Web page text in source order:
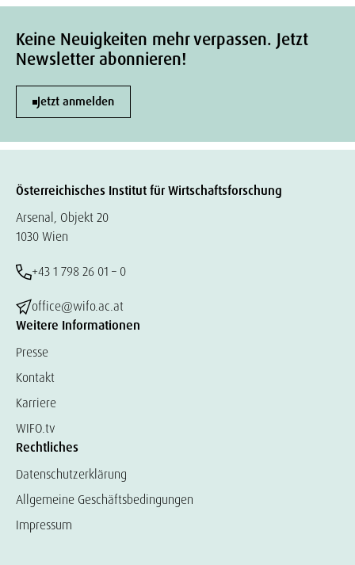
Keine Neuigkeiten mehr verpassen. Jetzt
Newsletter abonnieren!
Jetzt anmelden
Österreichisches Institut für Wirtschaftsforschung
Arsenal, Objekt 20
1030 Wien
+43 1 798 26 01 – 0
office@wifo.ac.at
Weitere Informationen
Presse
Kontakt
Karriere
WIFO.tv
Rechtliches
Datenschutzerklärung
Allgemeine Geschäftsbedingungen
Impressum